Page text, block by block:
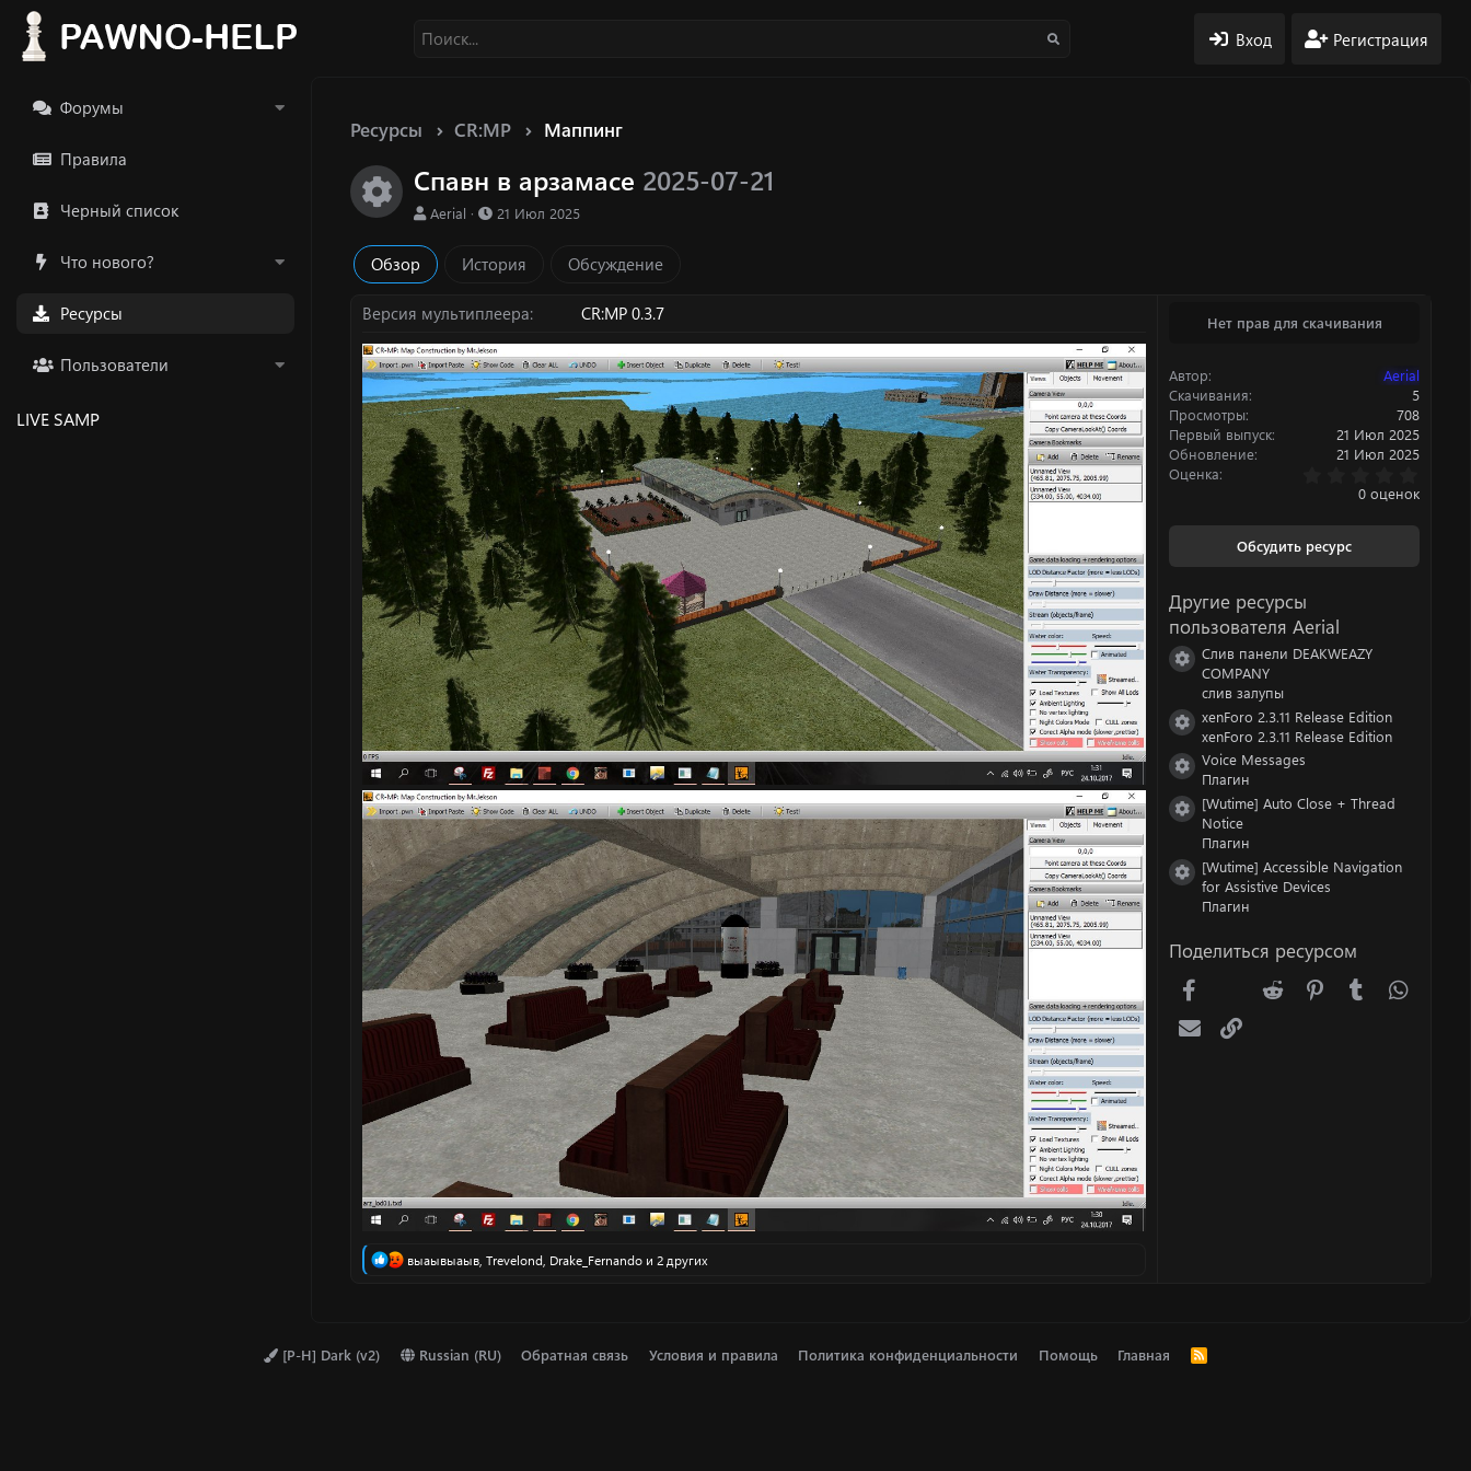
Вход Регистрация
Форумы
Правила
Черный список
Что нового?
Ресурсы
Пользователи
LIVE SAMP
Ресурсы CR:MP Маппинг
Иконка ресурса
Спавн в арзамасе 2025-07-21
А
т
о
Aerial
Д
а
о
д
а
н
и
я
21 Июл 2025
Обзор История Обсуждение
Версия мультиплеера CR:MP 0.3.7
Р
и
и
выаывыаыв Trevelond Drake_Fernando и 2 других
Нет прав для скачивания
Автор
Aerial
Скачивания
5
Просмотры
708
Первый выпуск
21 Июл 2025
Обновление
21 Июл 2025
Оценка
.
0
0 оценок
Обсудить ресурс
Другие ресурсы
пользователя Aerial
Иконка ресурса
Слив панели DEAKWEAZY
COMPANY
слив залупы
Иконка ресурса
xenForo 2.3.11 Release Edition
xenForo 2.3.11 Release Edition
Иконка ресурса
Voice Messages
Плагин
Иконка ресурса
[Wutime] Auto Close + Thread
Notice
Плагин
Иконка ресурса
[Wutime] Accessible Navigation
for Assistive Devices
Плагин
Поделиться ресурсом
FacebookX (Twitter)
Reddit PinterestTumblr
Электронная почта
[P-H] Dark (v2) Russian (RU) Обратная связь Условия и правила Политика конфиденциальности Помощь Главная
R